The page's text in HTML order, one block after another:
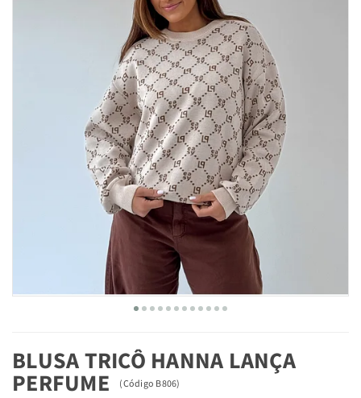
BLUSA TRICÔ HANNA LANÇA
PERFUME (Código B806)